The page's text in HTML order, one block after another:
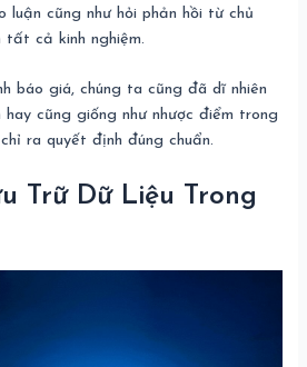
luận cũng như hỏi phản hồi từ chủ
tất cả kinh nghiệm.
báo giá, chúng ta cũng đã dĩ nhiên
cũng giống như nhược điểm trong
ra quyết định đúng chuẩn.
Trữ Dữ Liệu Trong